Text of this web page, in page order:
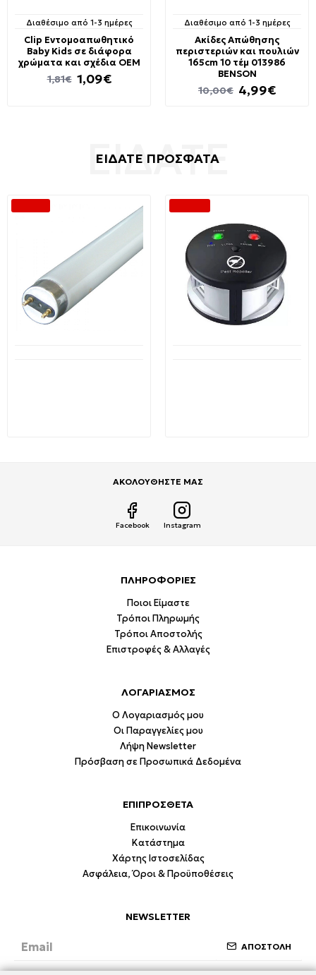
Διαθέσιμο από 1-3 ημέρες
Clip Εντομοαπωθητικό
Baby Kids σε διάφορα
χρώματα και σχέδια OEM
1,09€
1,81€
Διαθέσιμο από 1-3 ημέρες
Ακίδες Απώθησης
περιστεριών και πουλιών
165cm 10 τέμ 013986
BENSON
4,99€
10,00€
ΕΙΔΑΤΕ ΠΡΟΣΦΑΤΑ
ΑΚΟΛΟΥΘΗΣΤΕ ΜΑΣ
Facebook Instagram
ΠΛΗΡΟΦΟΡΙΕΣ
Ποιοι Είμαστε
Τρόποι Πληρωμής
Τρόποι Αποστολής
Επιστροφές & Αλλαγές
ΛΟΓΑΡΙΑΣΜΟΣ
Ο Λογαριασμός μου
Οι Παραγγελίες μου
Λήψη Newsletter
Πρόσβαση σε Προσωπικά Δεδομένα
ΕΠΙΠΡΟΣΘΕΤΑ
Επικοινωνία
Κατάστημα
Χάρτης Ιστοσελίδας
Ασφάλεια, Όροι & Προϋποθέσεις
NEWSLETTER
ΑΠΟΣΤΟΛΗ